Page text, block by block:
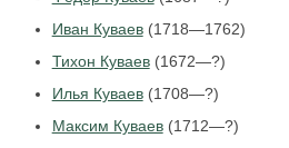
Иван Куваев(1718—1762)
Тихон Куваев(1672—?)
Илья Куваев(1708—?)
Максим Куваев(1712—?)